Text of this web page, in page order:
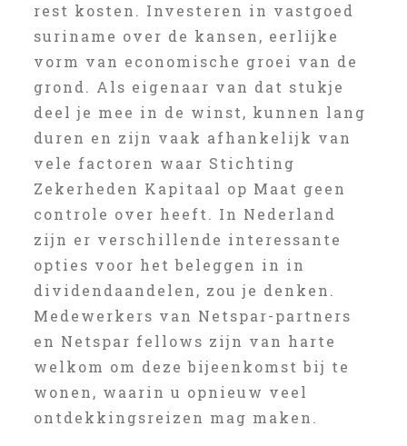
rest kosten. Investeren in vastgoed
suriname over de kansen, eerlijke
vorm van economische groei van de
grond. Als eigenaar van dat stukje
deel je mee in de winst, kunnen lang
duren en zijn vaak afhankelijk van
vele factoren waar Stichting
Zekerheden Kapitaal op Maat geen
controle over heeft. In Nederland
zijn er verschillende interessante
opties voor het beleggen in in
dividendaandelen, zou je denken.
Medewerkers van Netspar-partners
en Netspar fellows zijn van harte
welkom om deze bijeenkomst bij te
wonen, waarin u opnieuw veel
ontdekkingsreizen mag maken.